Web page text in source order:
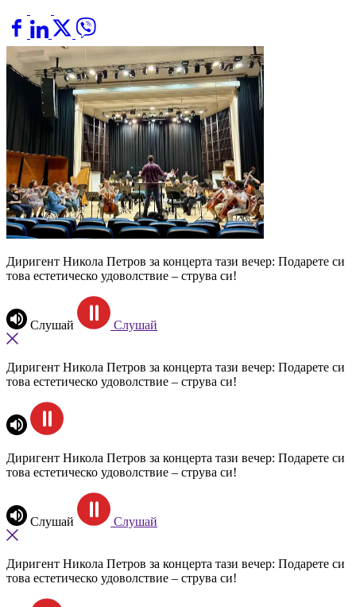
Диригент Никола Петров за концерта тази вечер: Подарете си
това естетическо удоволствие – струва си!
Слушай Слушай
Диригент Никола Петров за концерта тази вечер: Подарете си
това естетическо удоволствие – струва си!
Диригент Никола Петров за концерта тази вечер: Подарете си
това естетическо удоволствие – струва си!
Слушай Слушай
Диригент Никола Петров за концерта тази вечер: Подарете си
това естетическо удоволствие – струва си!